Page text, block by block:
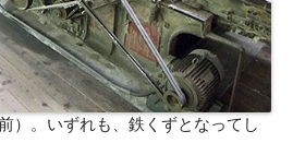
）。いずれも、鉄くずとなってし